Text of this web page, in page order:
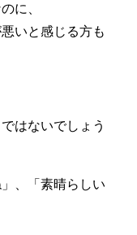
に、
いと感じる方も
はないでしょう
、「素晴らしい